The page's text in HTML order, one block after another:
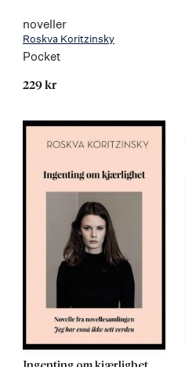
noveller
Roskva Koritzinsky
Pocket
229 kr